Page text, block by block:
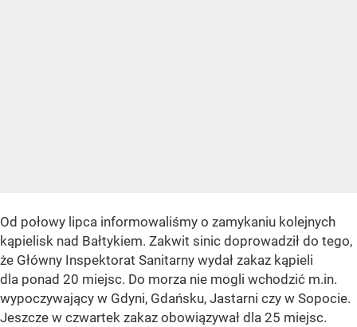
Od połowy lipca informowaliśmy o zamykaniu kolejnych
kąpielisk nad Bałtykiem. Zakwit sinic doprowadził do tego,
że Główny Inspektorat Sanitarny wydał zakaz kąpieli
dla ponad 20 miejsc. Do morza nie mogli wchodzić m.in.
wypoczywający w Gdyni, Gdańsku, Jastarni czy w Sopocie.
Jeszcze w czwartek zakaz obowiązywał dla 25 miejsc.